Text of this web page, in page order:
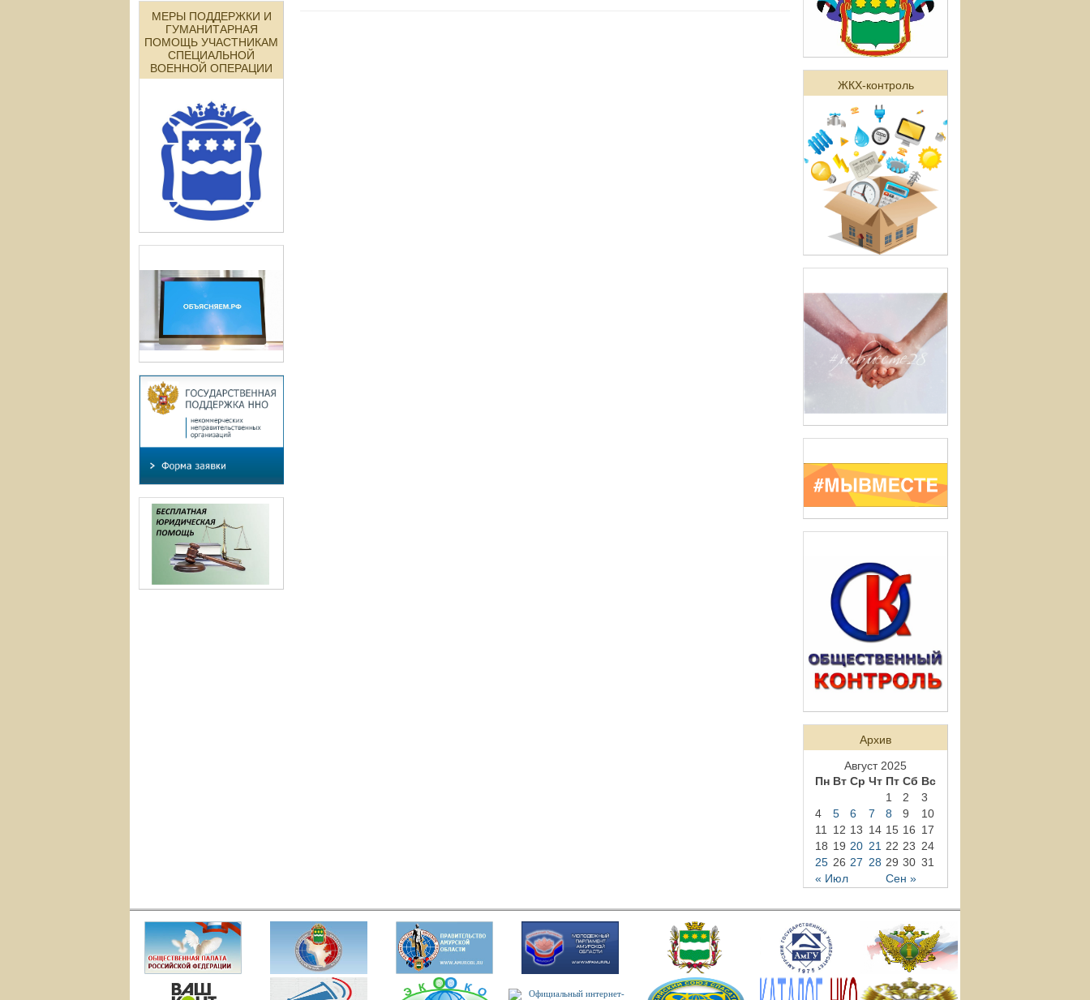
МЕРЫ ПОДДЕРЖКИ И
ГУМАНИТАРНАЯ
ПОМОЩЬ УЧАСТНИКАМ
СПЕЦИАЛЬНОЙ
ВОЕННОЙ ОПЕРАЦИИ
ЖКХ-контроль
Архив
Август 2025
Пн Вт Ср Чт Пт Сб Вс
« Июл Сен »
1 2
3
4
5 6 7 8 9
10
11 12 13 14 15 16 17
18 19 20 21 22 23 24
25 26 27 28 29 30 31